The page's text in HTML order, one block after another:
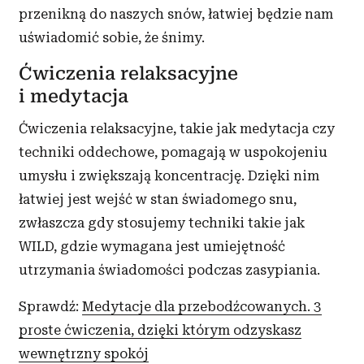
przenikną do naszych snów, łatwiej będzie nam
uświadomić sobie, że śnimy.
Ćwiczenia relaksacyjne
i medytacja
Ćwiczenia relaksacyjne, takie jak medytacja czy
techniki oddechowe, pomagają w uspokojeniu
umysłu i zwiększają koncentrację. Dzięki nim
łatwiej jest wejść w stan świadomego snu,
zwłaszcza gdy stosujemy techniki takie jak
WILD, gdzie wymagana jest umiejętność
utrzymania świadomości podczas zasypiania.
Sprawdź: Medytacje dla przebodźcowanych. 3
proste ćwiczenia, dzięki którym odzyskasz
wewnętrzny spokój